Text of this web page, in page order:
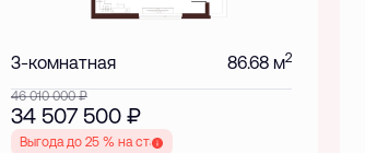
3-комнатная 86.68 м2
46 010 000₽
34 507 500 ₽
Выгода до 25 % на старте